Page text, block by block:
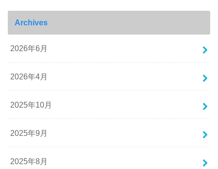
Archives
2026年6月
2026年4月
2025年10月
2025年9月
2025年8月